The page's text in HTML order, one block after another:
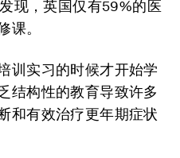
现，英国仅有59%的医
课。
训实习的时候才开始学
结构性的教育导致许多
和有效治疗更年期症状